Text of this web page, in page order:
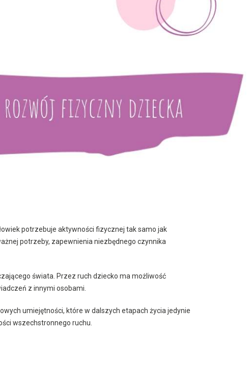
potrzebuje aktywności fizycznej tak samo jak
potrzeby, zapewnienia niezbędnego czynnika
świata. Przez ruch dziecko ma możliwość
z innymi osobami.
umiejętności, które w dalszych etapach życia jedynie
wszechstronnego ruchu.